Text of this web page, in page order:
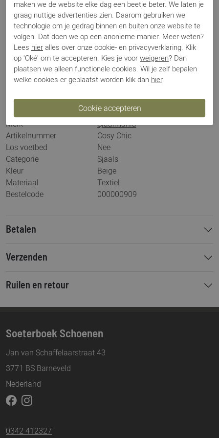
formaat, ook perfect als omslagdoek of stola gebruiken. De
sjaal bestaat uit cashmere, merino wol, viscose en
polyamide. Een heerlijke zachte sjaal die zowel chique als
comfortabel en casual te dragen is. Deze sjaal hebben wij in
verschillende kleuren, zoals blauw, beige, grijs, groen, lila en
meer.
Specificaties
Merk
Sjaalmania
Artikelnummer
Cosy Chic
Los voetbed
Nee
Categorie
Sjaals
Kleur
Beige
Materiaal
Textiel
Bestelcode
000000909
Betalen
Verzenden
Ruilen en retour
Soeterboek Schoenen
Jan van Schaffelaarstraat 43
3771 BS Barneveld
Nederland
0342 412327
maken we de website elke dag een beetje beter. We laten je
graag nuttige advertenties zien. Daarom gebruiken we
technologie om je gedrag binnen en buiten onze website te
volgen. Dat doen we op een anonieme manier. Meer weten?
Lees hier alles over onze cookie- en privacyverklaring. Klik
op 'Oké' om te accepteren. Kies je voor weigeren? Dan
plaatsen we alleen functionele cookies. Wil je zelf bepalen
welke cookies er geplaatst worden klik dan hier.